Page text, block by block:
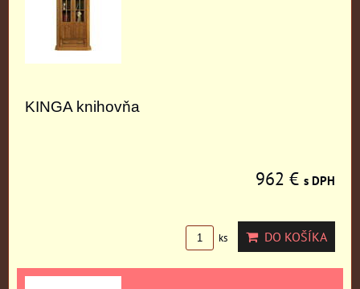
KINGA knihovňa
962 € s DPH
ks DO KOŠÍKA